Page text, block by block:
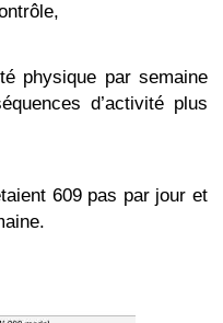
physique par semaine
d’activité plus
609 pas par jour et